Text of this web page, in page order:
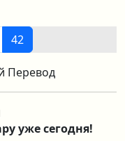
42
Перевод
уже сегодня!